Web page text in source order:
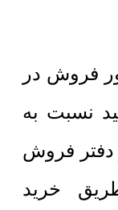
فروش در
نسبت به
فروش
خرید